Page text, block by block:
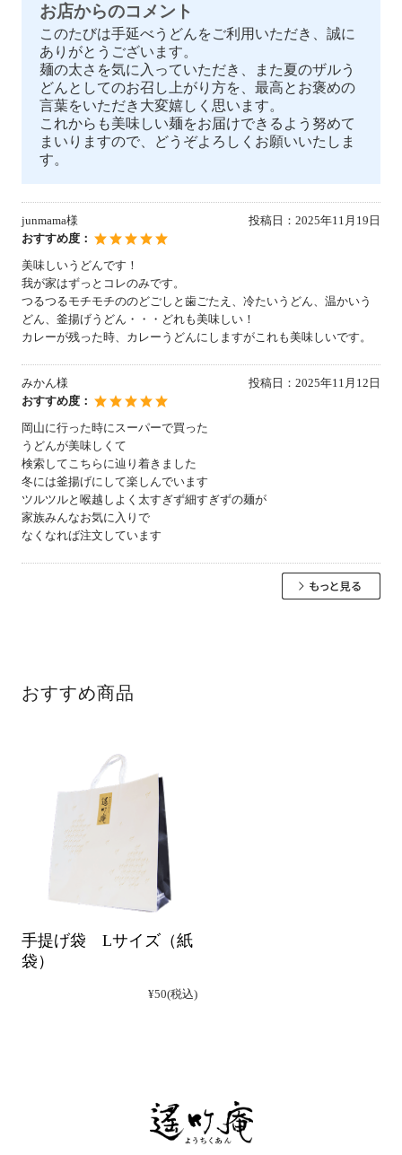
お店からのコメント
このたびは手延べうどんをご利用いただき、誠に
ありがとうございます。
麺の太さを気に入っていただき、また夏のザルう
どんとしてのお召し上がり方を、最高とお褒めの
言葉をいただき大変嬉しく思います。
これからも美味しい麺をお届けできるよう努めて
まいりますので、どうぞよろしくお願いいたしま
す。
junmama様 投稿日： 2025年11月19日
おすすめ度：
美味しいうどんです！
我が家はずっとコレのみです。
つるつるモチモチののどごしと歯ごたえ、冷たいうどん、温かいう
どん、釜揚げうどん・・・どれも美味しい！
カレーが残った時、カレーうどんにしますがこれも美味しいです。
みかん様 投稿日： 2025年11月12日
おすすめ度：
岡山に行った時にスーパーで買った
うどんが美味しくて
検索してこちらに辿り着きました
冬には釜揚げにして楽しんでいます
ツルツルと喉越しよく太すぎず細すぎずの麺が
家族みんなお気に入りで
なくなれば注文しています
おすすめ商品
手提げ袋 Lサイズ（紙
袋）
¥50(税込)